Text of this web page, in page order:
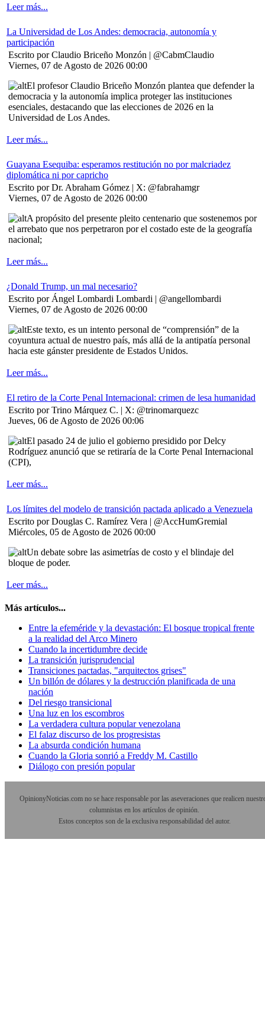
Leer más...
La Universidad de Los Andes: democracia, autonomía y
participación
Escrito por Claudio Briceño Monzón | @CabmClaudio
Viernes, 07 de Agosto de 2026 00:00
El profesor Claudio Briceño Monzón plantea que defender la
democracia y la autonomía implica proteger las instituciones
esenciales, destacando que las elecciones de 2026 en la
Universidad de Los Andes.
Leer más...
Guayana Esequiba: esperamos restitución no por malcriadez
diplomática ni por capricho
Escrito por Dr. Abraham Gómez | X: @fabrahamgr
Viernes, 07 de Agosto de 2026 00:00
A propósito del presente pleito centenario que sostenemos por
el arrebato que nos perpetraron por el costado este de la geografía
nacional;
Leer más...
¿Donald Trump, un mal necesario?
Escrito por Ángel Lombardi Lombardi | @angellombardi
Viernes, 07 de Agosto de 2026 00:00
Este texto, es un intento personal de “comprensión” de la
coyuntura actual de nuestro país, más allá de la antipatía personal
hacia este gánster presidente de Estados Unidos.
Leer más...
El retiro de la Corte Penal Internacional: crimen de lesa humanidad
Escrito por Trino Márquez C. | X: @trinomarquezc
Jueves, 06 de Agosto de 2026 00:06
El pasado 24 de julio el gobierno presidido por Delcy
Rodríguez anunció que se retiraría de la Corte Penal Internacional
(CPI),
Leer más...
Los límites del modelo de transición pactada aplicado a Venezuela
Escrito por Douglas C. Ramírez Vera | @AccHumGremial
Miércoles, 05 de Agosto de 2026 00:00
Un debate sobre las asimetrías de costo y el blindaje del
bloque de poder.
Leer más...
Más artículos...
Entre la efeméride y la devastación: El bosque tropical frente
a la realidad del Arco Minero
Cuando la incertidumbre decide
La transición jurisprudencial
Transiciones pactadas, "arquitectos grises"
Un billón de dólares y la destrucción planificada de una
nación
Del riesgo transicional
Una luz en los escombros
La verdadera cultura popular venezolana
El falaz discurso de los progresistas
La absurda condición humana
Cuando la Gloria sonrió a Freddy M. Castillo
Diálogo con presión popular
OpinionyNoticias.com no se hace responsable por las aseveraciones que realicen
columnistas en los artículos de opinión.
Estos conceptos son de la exclusiva responsabilidad del autor.